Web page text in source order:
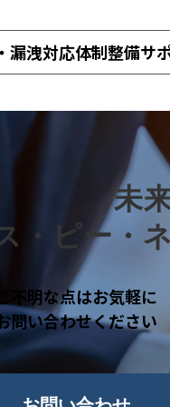
漏洩対応体制整備サ
未
・ピー・
不明な点はお気軽に
問い合わせください